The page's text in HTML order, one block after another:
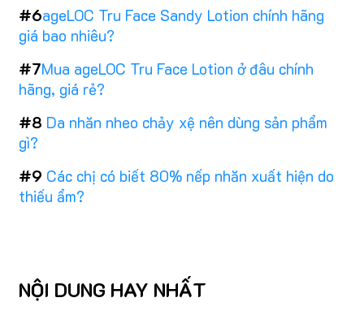
#6ageLOC Tru Face Sandy Lotion chính hãng
giá bao nhiêu?
#7Mua ageLOC Tru Face Lotion ở đâu chính
hãng, giá rẻ?
#8 Da nhăn nheo chảy xệ nên dùng sản phẩm
gì?
#9 Các chị có biết 80% nếp nhăn xuất hiện do
thiếu ẩm?
NỘI DUNG HAY NHẤT